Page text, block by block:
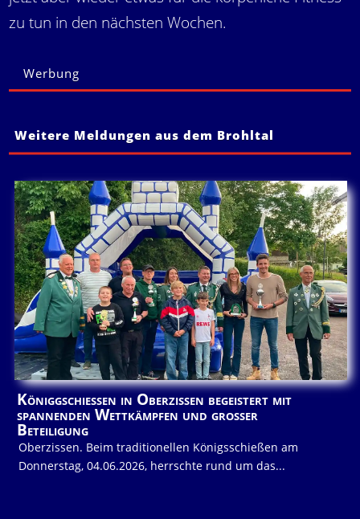
zu tun in den nächsten Wochen.
Werbung
Weitere Meldungen aus dem Brohltal
Königgschießen in Oberzissen begeistert mit
spannenden Wettkämpfen und großer
Beteiligung
Oberzissen. Beim traditionellen Königsschießen am
Donnerstag, 04.06.2026, herrschte rund um das...